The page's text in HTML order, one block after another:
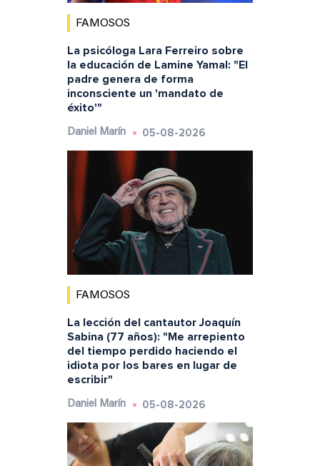
FAMOSOS
La psicóloga Lara Ferreiro sobre
la educación de Lamine Yamal: "El
padre genera de forma
inconsciente un 'mandato de
éxito'"
Daniel Marín 05-08-2026
FAMOSOS
La lección del cantautor Joaquín
Sabina (77 años): "Me arrepiento
del tiempo perdido haciendo el
idiota por los bares en lugar de
escribir"
Daniel Marín 05-08-2026